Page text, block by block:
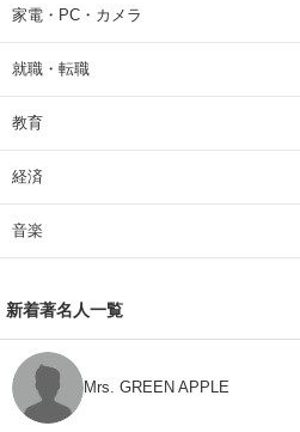
家電・PC・カメラ
就職・転職
教育
経済
音楽
新着著名人一覧
Mrs. GREEN APPLE